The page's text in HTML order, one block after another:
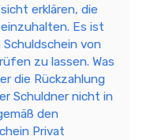
erklären, die
Es ist
von
zu lassen. Was
die Rückzahlung
Schuldner nicht in
den
Privat